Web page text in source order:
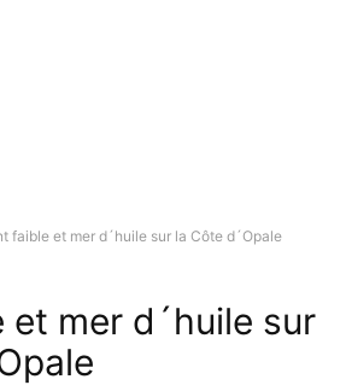
faible et mer d´huile sur la Côte d´Opale
et mer d´huile sur